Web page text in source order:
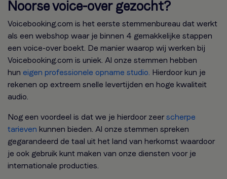
Noorse voice-over gezocht?
Voicebooking.com is het eerste stemmenbureau dat werkt
als een webshop waar je binnen 4 gemakkelijke stappen
een voice-over boekt. De manier waarop wij werken bij
Voicebooking.com is uniek. Al onze stemmen hebben
hun eigen professionele opname studio. Hierdoor kun je
rekenen op extreem snelle levertijden en hoge kwaliteit
audio.
Nog een voordeel is dat we je hierdoor zeerscherpe
tarieven kunnen bieden. Al onze stemmen spreken
gegarandeerd de taal uit het land van herkomst waardoor
je ook gebruik kunt maken van onze diensten voor je
internationale producties.